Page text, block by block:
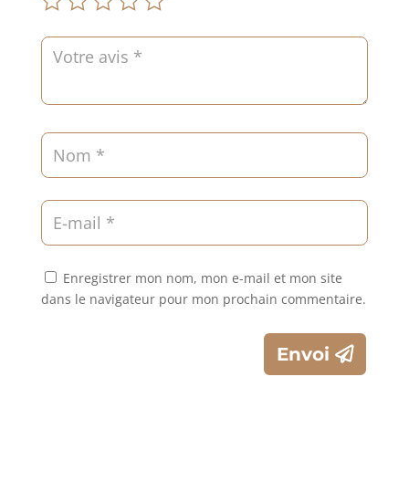
Enregistrer mon nom, mon e-mail et mon site
dans le navigateur pour mon prochain commentaire.
Envoi